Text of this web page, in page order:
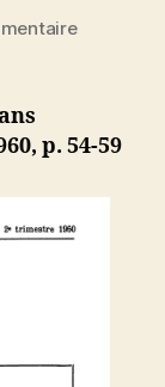
sur
l’ontologie
p. 54-59